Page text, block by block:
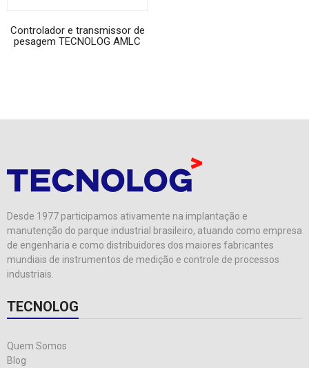
Controlador e transmissor de
pesagem TECNOLOG AMLC
Desde 1977 participamos ativamente na implantação e
manutenção do parque industrial brasileiro, atuando como empresa
de engenharia e como distribuidores dos maiores fabricantes
mundiais de instrumentos de medição e controle de processos
industriais.
TECNOLOG
Quem Somos
Blog